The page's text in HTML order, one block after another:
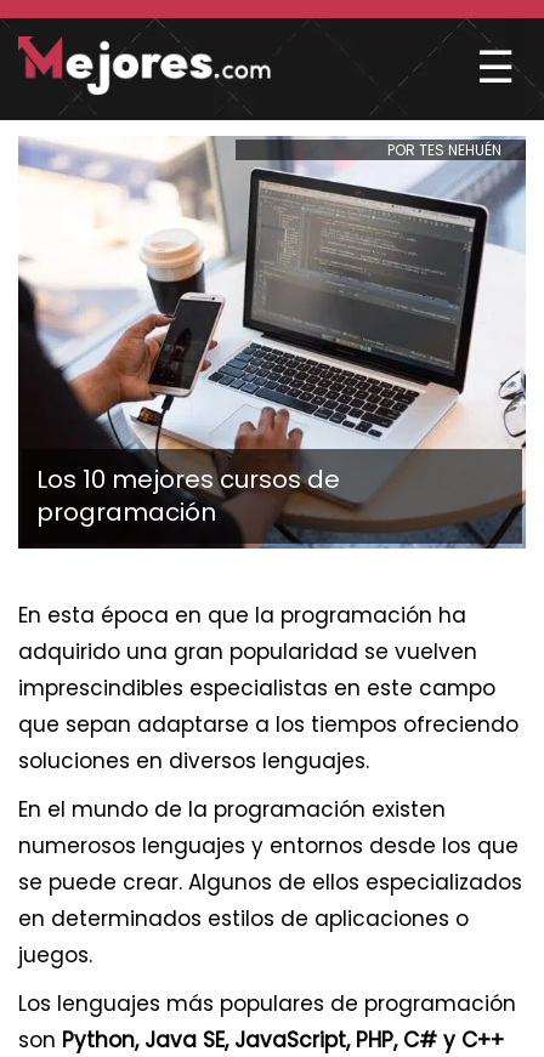
☰
POR TES NEHUÉN
Los 10 mejores cursos de
programación
En esta época en que la programación ha
adquirido una gran popularidad se vuelven
imprescindibles especialistas en este campo
que sepan adaptarse a los tiempos ofreciendo
soluciones en diversos lenguajes.
En el mundo de la programación existen
numerosos lenguajes y entornos desde los que
se puede crear. Algunos de ellos especializados
en determinados estilos de aplicaciones o
juegos.
Los lenguajes más populares de programación
son Python, Java SE, JavaScript, PHP, C# y C++